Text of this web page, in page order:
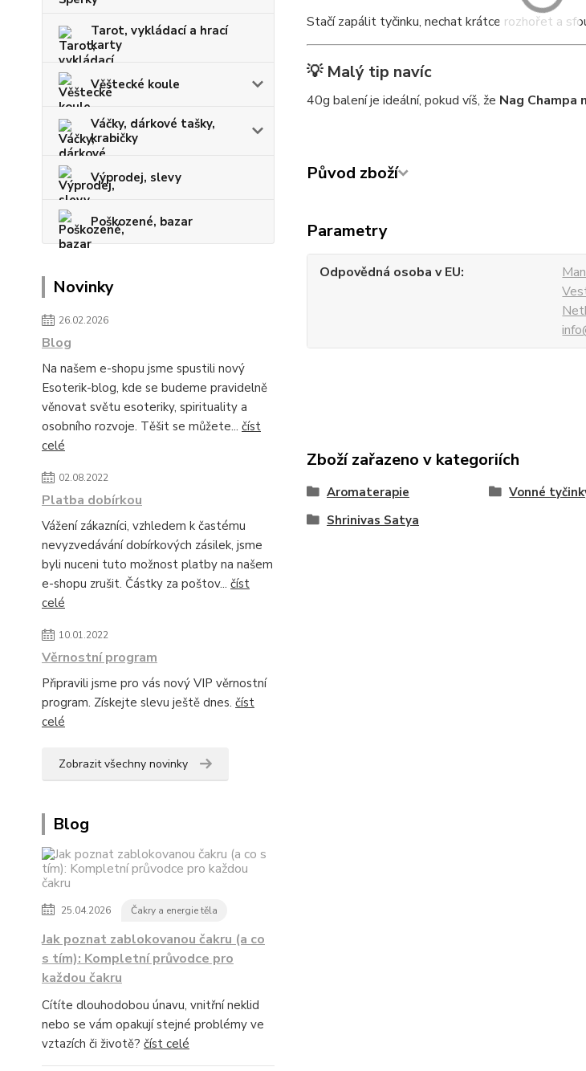
Tarot, vykládací a hrací
karty
Věštecké koule
Váčky, dárkové tašky,
krabičky
Výprodej, slevy
Poškozené, bazar
Novinky
26.02.2026
Blog
Na našem e-shopu jsme spustili nový
Esoterik-blog, kde se budeme pravidelně
věnovat světu esoteriky, spirituality a
osobního rozvoje. Těšit se můžete... číst
celé
02.08.2022
Platba dobírkou
Vážení zákazníci, vzhledem k častému
nevyzvedávání dobírkových zásilek, jsme
byli nuceni tuto možnost platby na našem
e-shopu zrušit. Částky za poštov... číst
celé
10.01.2022
Věrnostní program
Připravili jsme pro vás nový VIP věrnostní
program. Získejte slevu ještě dnes. číst
celé
Zobrazit všechny novinky
Blog
25.04.2026 Čakry a energie těla
Jak poznat zablokovanou čakru (a co
s tím): Kompletní průvodce pro
každou čakru
Cítíte dlouhodobou únavu, vnitřní neklid
nebo se vám opakují stejné problémy ve
vztazích či životě? číst celé
Stačí zapálit tyčinku, nechat krátce rozhořet a
💡 Malý tip navíc
40g balení je ideální, pokud víš, že Nag Champa
Původ zboží
Parametry
Odpovědná osoba v EU
Zboží zařazeno v kategoriích
Aromaterapie Vonné
Shrinivas Satya